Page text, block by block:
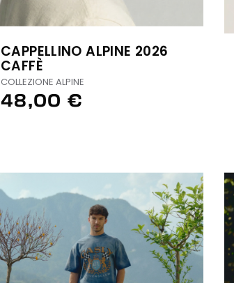
CAPPELLINO ALPINE 2026
CAFFÈ
COLLEZIONE ALPINE
48,00 €